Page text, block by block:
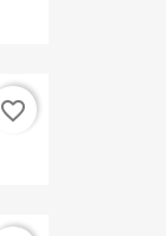
favorite_border